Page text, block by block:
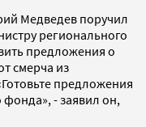
Медведев поручил
регионального
предложения о
смерча из
предложения
фонда», - заявил он,